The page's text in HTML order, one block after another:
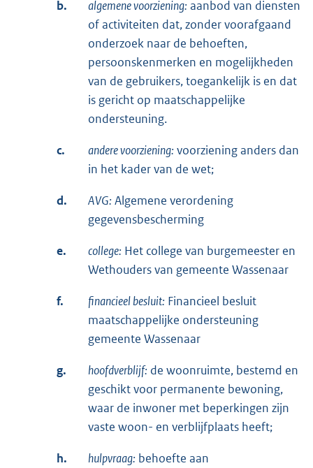
b. algemene voorziening: aanbod van diensten
of activiteiten dat, zonder voorafgaand
onderzoek naar de behoeften,
persoonskenmerken en mogelijkheden
van de gebruikers, toegankelijk is en dat
is gericht op maatschappelijke
ondersteuning.
c. andere voorziening: voorziening anders dan
in het kader van de wet;
d. AVG: Algemene verordening
gegevensbescherming
e. college: Het college van burgemeester en
Wethouders van gemeente Wassenaar
f. financieel besluit: Financieel besluit
maatschappelijke ondersteuning
gemeente Wassenaar
g. hoofdverblijf: de woonruimte, bestemd en
geschikt voor permanente bewoning,
waar de inwoner met beperkingen zijn
vaste woon- en verblijfplaats heeft;
h. hulpvraag: behoefte aan